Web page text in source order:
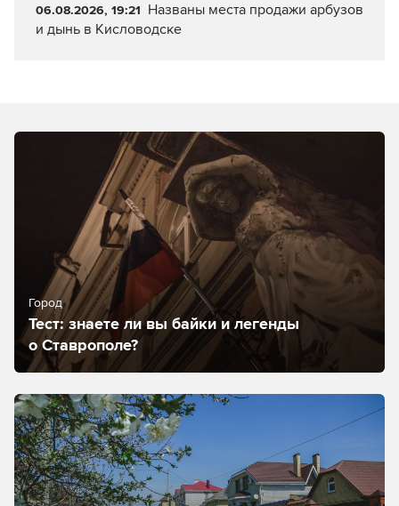
06.08.2026, 19:21 Названы места продажи арбузов
и дынь в Кисловодске
Город
Тест: знаете ли вы байки и легенды
о Ставрополе?